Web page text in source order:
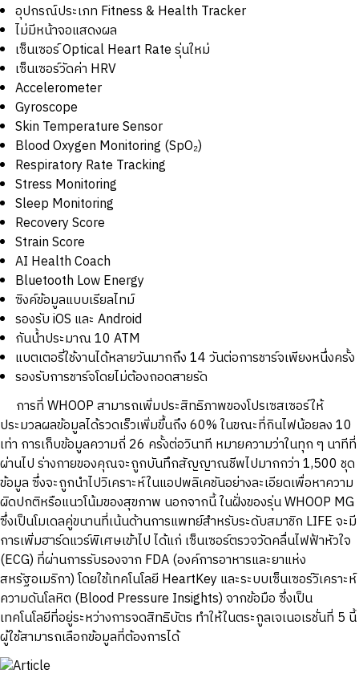
อุปกรณ์ประเภท Fitness & Health Tracker
ไม่มีหน้าจอแสดงผล
เซ็นเซอร์ Optical Heart Rate รุ่นใหม่
เซ็นเซอร์วัดค่า HRV
Accelerometer
Gyroscope
Skin Temperature Sensor
Blood Oxygen Monitoring (SpO₂)
Respiratory Rate Tracking
Stress Monitoring
Sleep Monitoring
Recovery Score
Strain Score
AI Health Coach
Bluetooth Low Energy
ซิงค์ข้อมูลแบบเรียลไทม์
รองรับ iOS และ Android
กันน้ำประมาณ 10 ATM
แบตเตอรี่ใช้งานได้หลายวันมากถึง 14 วันต่อการชาร์จเพียงหนึ่งครั้ง
รองรับการชาร์จโดยไม่ต้องถอดสายรัด
การที่ WHOOP สามารถเพิ่มประสิทธิภาพของโปรเซสเซอร์ให้
ประมวลผลข้อมูลได้รวดเร็วเพิ่มขึ้นถึง 60% ในขณะที่กินไฟน้อยลง 10
เท่า การเก็บข้อมูลความถี่ 26 ครั้งต่อวินาที หมายความว่าในทุก ๆ นาทีที่
ผ่านไป ร่างกายของคุณจะถูกบันทึกสัญญาณชีพไปมากกว่า 1,500 ชุด
ข้อมูล ซึ่งจะถูกนำไปวิเคราะห์ในแอปพลิเคชันอย่างละเอียดเพื่อหาความ
ผิดปกติหรือแนวโน้มของสุขภาพ นอกจากนี้ ในฝั่งของรุ่น WHOOP MG
ซึ่งเป็นโมเดลคู่ขนานที่เน้นด้านการแพทย์สำหรับระดับสมาชิก LIFE จะมี
การเพิ่มฮาร์ดแวร์พิเศษเข้าไป ได้แก่ เซ็นเซอร์ตรวจวัดคลื่นไฟฟ้าหัวใจ
(ECG) ที่ผ่านการรับรองจาก FDA (องค์การอาหารและยาแห่ง
สหรัฐอเมริกา) โดยใช้เทคโนโลยี HeartKey และระบบเซ็นเซอร์วิเคราะห์
ความดันโลหิต (Blood Pressure Insights) จากข้อมือ ซึ่งเป็น
เทคโนโลยีที่อยู่ระหว่างการจดสิทธิบัตร ทำให้ในตระกูลเจเนอเรชั่นที่ 5 นี้
ผู้ใช้สามารถเลือกข้อมูลที่ต้องการได้